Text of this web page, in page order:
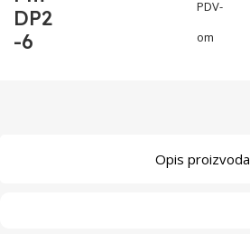
DP2
-6
PDV-
om
Opis proizvoda